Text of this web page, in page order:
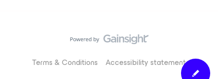
Terms & Conditions Accessibility statement